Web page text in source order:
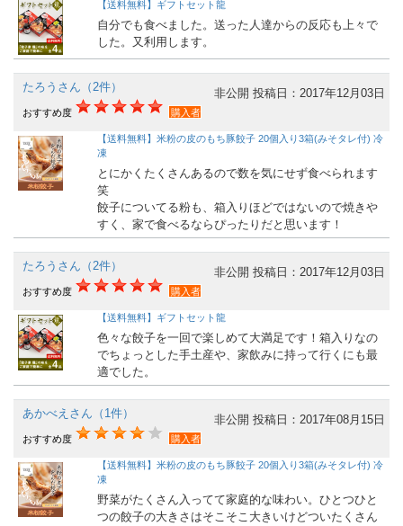
【送料無料】ギフトセット龍
自分でも食べました。送った人達からの反応も上々で
した。又利用します。
たろうさん（2件） 非公開 投稿日：2017年12月03日
おすすめ度 購入者
【送料無料】米粉の皮のもち豚餃子 20個入り3箱(みそタレ付) 冷
凍
とにかくたくさんあるので数を気にせず食べられます
笑
餃子についてる粉も、箱入りほどではないので焼きや
すく、家で食べるならぴったりだと思います！
たろうさん（2件） 非公開 投稿日：2017年12月03日
おすすめ度 購入者
【送料無料】ギフトセット龍
色々な餃子を一回で楽しめて大満足です！箱入りなの
でちょっとした手土産や、家飲みに持って行くにも最
適でした。
あかべえさん（1件） 非公開 投稿日：2017年08月15日
おすすめ度 購入者
【送料無料】米粉の皮のもち豚餃子 20個入り3箱(みそタレ付) 冷
凍
野菜がたくさん入ってて家庭的な味わい。ひとつひと
つの餃子の大きさはそこそこ大きいけどついたくさん